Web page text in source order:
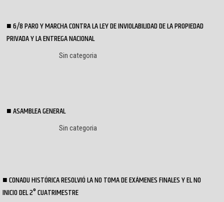
6/8 PARO Y MARCHA CONTRA LA LEY DE INVIOLABILIDAD DE LA PROPIEDAD
PRIVADA Y LA ENTREGA NACIONAL
Sin categoria
ASAMBLEA GENERAL
Sin categoria
CONADU HISTÓRICA RESOLVIÓ LA NO TOMA DE EXÁMENES FINALES Y EL NO
INICIO DEL 2° CUATRIMESTRE